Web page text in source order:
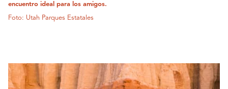
encuentro ideal para los amigos.
Foto: Utah Parques Estatales